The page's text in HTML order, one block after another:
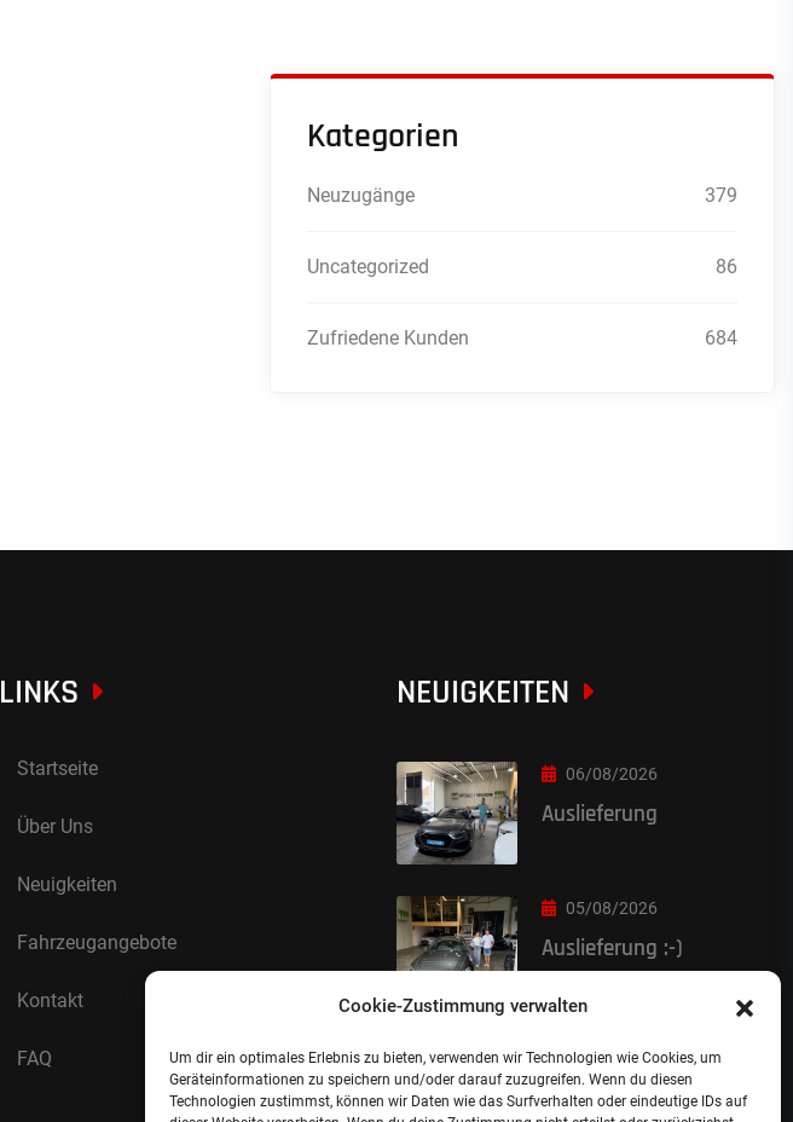
Cookie-Zustimmung verwalten
Um dir ein optimales Erlebnis zu bieten, verwenden wir Technologien wie Cookies, um
Geräteinformationen zu speichern und/oder darauf zuzugreifen. Wenn du diesen
Technologien zustimmst, können wir Daten wie das Surfverhalten oder eindeutige IDs auf
Kategorien
Neuzugänge 379
Uncategorized 86
Zufriedene Kunden 684
LINKS
Startseite
Über Uns
Neuigkeiten
Fahrzeugangebote
Kontakt
FAQ
NEUIGKEITEN
06/08/2026
Auslieferung
05/08/2026
Auslieferung :-)